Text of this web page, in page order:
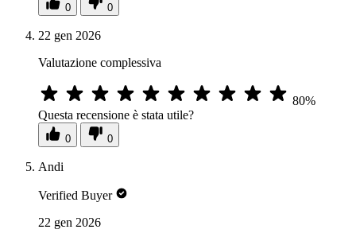
0 0
22 gen 2026
Valutazione complessiva
80%
Questa recensione è stata utile?
0 0
Andi
Verified Buyer
22 gen 2026